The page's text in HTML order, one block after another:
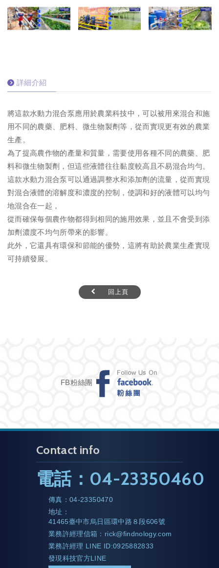
詳細介紹
將這款水動力混合泵應用於農業科技中，可以被用來混合和施
用不同的農藥、肥料、微生物製劑等，從而實現更有效的農業
生產。
為了提高農作物的產量和質量，需要使用各種不同的農藥、肥
料和微生物製劑，但這些液體往往黏度較高且不易混合均勻。
這款水動力混合泵可以通過調整水和添加劑的流量，從而實現
對混合液體的溶解度和濃度的控制，使調和好的液體可以均勻
地混合在一起，
從而確保每個農作物都得到相同的施用效果，並且不會受到添
加劑濃度不均勻所帶來的影響。
此外，它還具有環保和節能的優勢，這將有助於農業生產實現
可持續發展。
回上頁
FB粉絲團
Contact info
電話： 04-23350460
傳真：04-23350470
地址：
41465臺中市烏日區環中路８段606號
業務許經理信箱： rick@findnology.com
業務許經理 LINE ID:0925882833
發現科技官方LINE